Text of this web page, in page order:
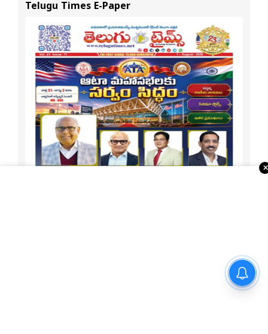
Telugu Times E-Paper